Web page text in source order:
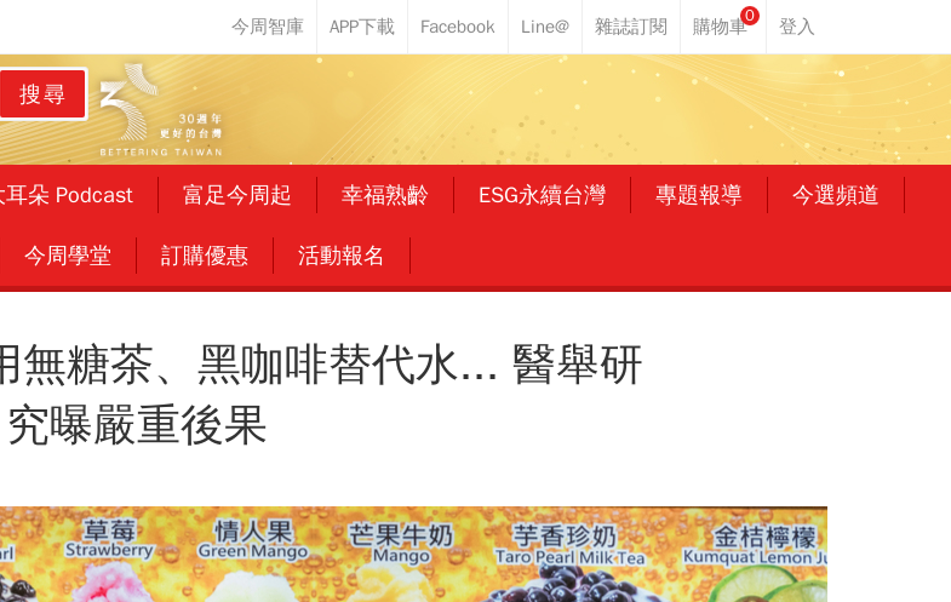
0
搜尋
朵 Podcast 富足今周起 幸福熟齡 ESG永續台灣 專題報導 今選頻道
今周學堂 訂購優惠 活動報名
無糖茶、黑咖啡替代水... 醫舉研
究曝嚴重後果